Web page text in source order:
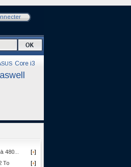
Core i3
[+]
480...
[+]
To